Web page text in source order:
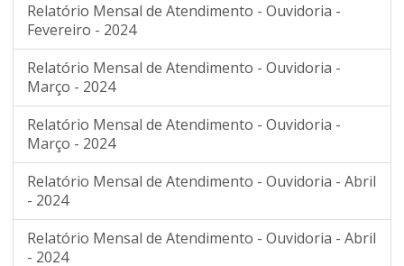
Relatório Mensal de Atendimento - Ouvidoria -
Fevereiro - 2024
Relatório Mensal de Atendimento - Ouvidoria -
Março - 2024
Relatório Mensal de Atendimento - Ouvidoria -
Março - 2024
Relatório Mensal de Atendimento - Ouvidoria - Abril
- 2024
Relatório Mensal de Atendimento - Ouvidoria - Abril
- 2024